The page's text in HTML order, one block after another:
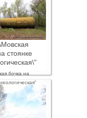
стоянке
бочка на